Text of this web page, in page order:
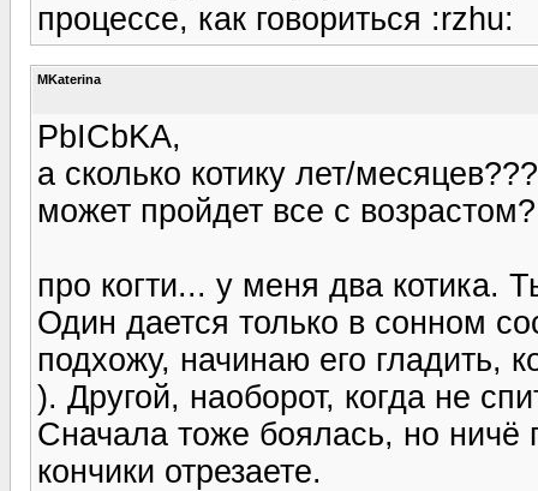
процессе, как говориться :rzhu:
MKaterina
PbICbKA,
а сколько котику лет/месяцев???
может пройдет все с возрастом?
про когти... у меня два котика.
Один дается только в сонном
подхожу, начинаю его гладить,
). Другой, наоборот, когда не
Сначала тоже боялась, но
кончики отрезаете.